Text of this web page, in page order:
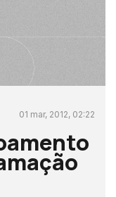
01 mar, 2012, 02:22